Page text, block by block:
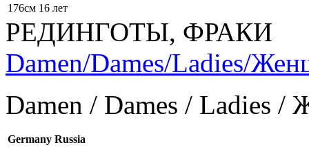
176см 16 лет
РЕДИНГОТЫ, ФРАКИ
Damen/Dames/Ladies/
Damen / Dames / Ladies
Germany Russia